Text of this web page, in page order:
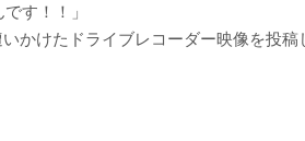
す！！」
かけたドライブレコーダー映像を投稿